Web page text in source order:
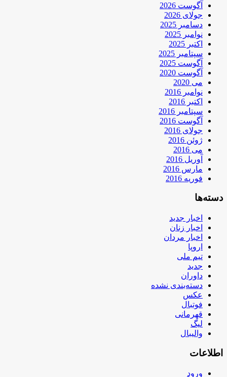
آگوست 2026
جولای 2026
دسامبر 2025
نوامبر 2025
اکتبر 2025
سپتامبر 2025
آگوست 2025
آگوست 2020
می 2020
نوامبر 2016
اکتبر 2016
سپتامبر 2016
آگوست 2016
جولای 2016
ژوئن 2016
می 2016
آوریل 2016
مارس 2016
فوریه 2016
دسته‌ها
اخبار جدید
اخبار زنان
اخبار مردان
اروپا
تیم ملی
جدید
داوران
دسته‌بندی نشده
عکس
فوتبال
قهرمانی
لیگ
والیبال
اطلاعات
ورود